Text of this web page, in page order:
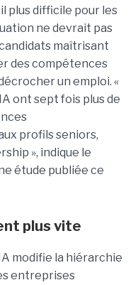
plus difficile pour les
ne devrait pas
maîtrisant
des compétences
un emploi. «
ont sept fois plus de
profils seniors,
», indique le
étude publiée ce
plus vite
modifie la hiérarchie
entreprises